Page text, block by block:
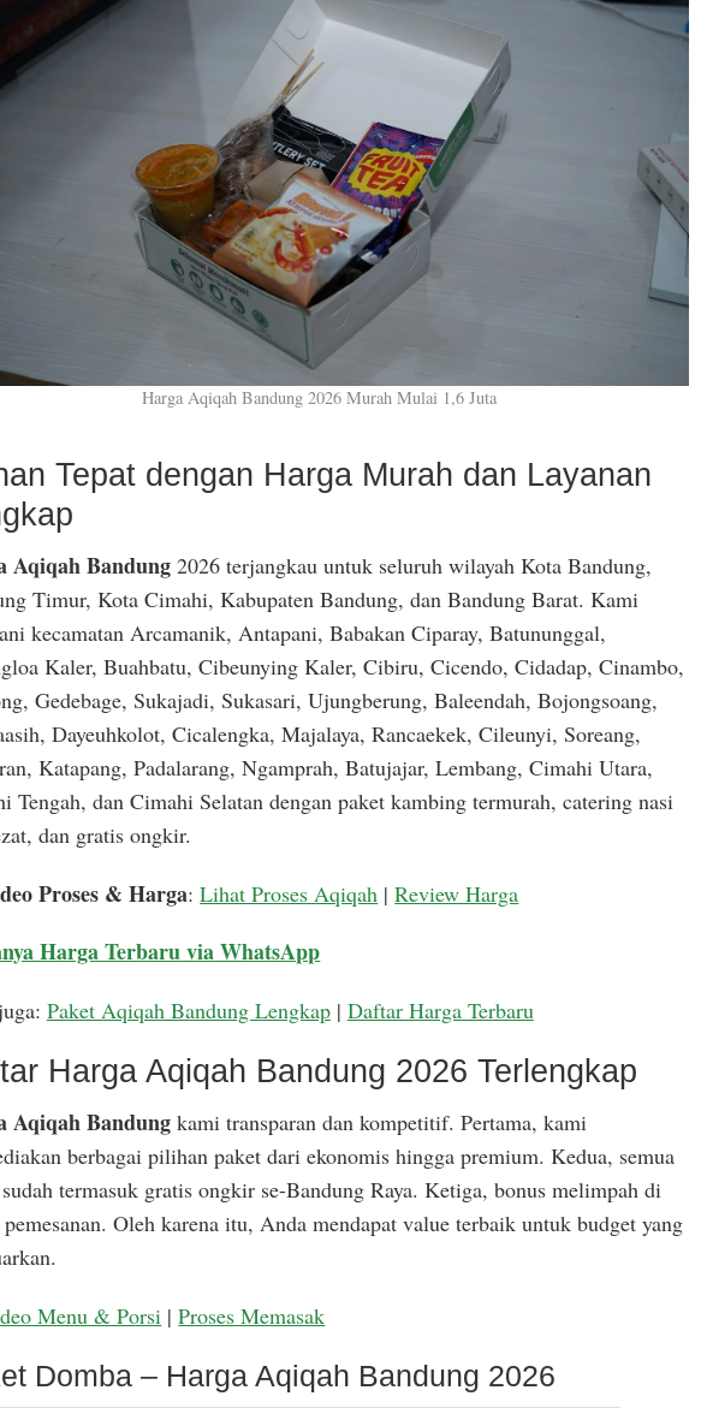
Harga Aqiqah Bandung 2026 Murah Mulai 1,6 Juta
Tepat dengan Harga Murah dan Layanan
Aqiqah Bandung2026 terjangkau untuk seluruh wilayah Kota Bandung,
Timur, Kota Cimahi, Kabupaten Bandung, dan Bandung Barat. Kami
kecamatan Arcamanik, Antapani, Babakan Ciparay, Batununggal,
Kaler, Buahbatu, Cibeunying Kaler, Cibiru, Cicendo, Cidadap, Cinambo,
Gedebage, Sukajadi, Sukasari, Ujungberung, Baleendah, Bojongsoang,
Dayeuhkolot, Cicalengka, Majalaya, Rancaekek, Cileunyi, Soreang,
Katapang, Padalarang, Ngamprah, Batujajar, Lembang, Cimahi Utara,
Tengah, dan Cimahi Selatan dengan paket kambing termurah, catering nasi
dan gratis ongkir.
Proses & Harga:Lihat Proses Aqiqah |Review Harga
Harga Terbaru via WhatsApp
Paket Aqiqah Bandung Lengkap| Daftar Harga Terbaru
Harga Aqiqah Bandung 2026 Terlengkap
Aqiqah Bandungkami transparan dan kompetitif. Pertama, kami
berbagai pilihan paket dari ekonomis hingga premium. Kedua, semua
termasuk gratis ongkir se-Bandung Raya. Ketiga, bonus melimpah di
pemesanan. Oleh karena itu, Anda mendapat value terbaik untuk budget yang
Menu & Porsi |Proses Memasak
Domba – Harga Aqiqah Bandung 2026